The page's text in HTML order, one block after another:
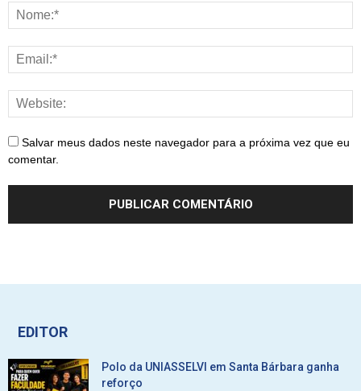
Salvar meus dados neste navegador para a próxima vez que eu
comentar.
EDITOR
Polo da UNIASSELVI em Santa Bárbara ganha
reforço